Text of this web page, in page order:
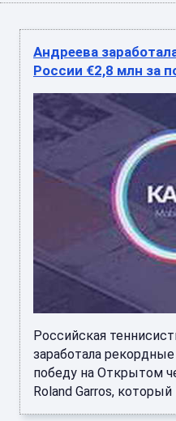
Андреева
России €2,8 млн за
Российская
заработала
победу на Открытом
Roland Garros, который